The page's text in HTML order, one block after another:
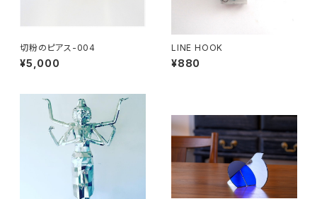
切粉のピアス-004
¥5,000
LINE HOOK
¥880